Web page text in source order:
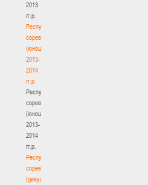
2013
гг.р.
Республиканские
соревнования
(юноши)
2013-
2014
гг.р.
Республиканские
соревнования
(юноши)
2013-
2014
гг.р.
Республиканские
соревнования
(девушки)